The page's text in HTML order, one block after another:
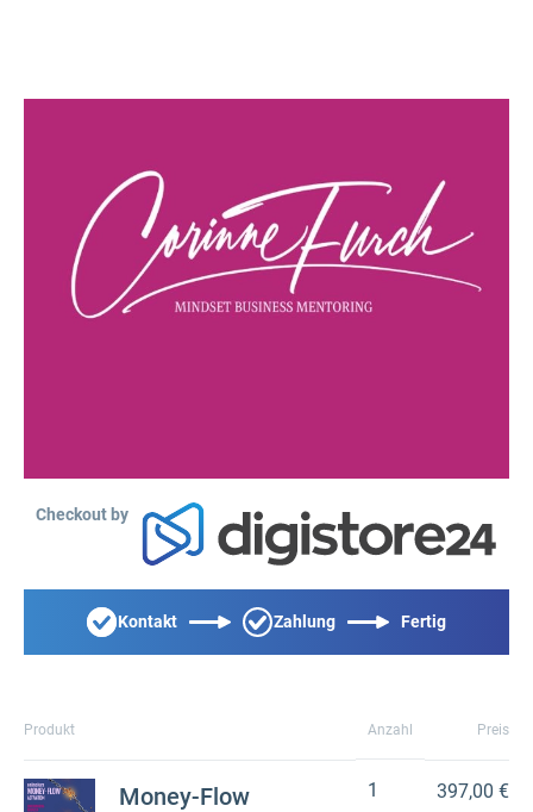
Checkout by
Kontakt Zahlung Fertig
Produkt Anzahl Preis
Money-Flow
1 397,00 €